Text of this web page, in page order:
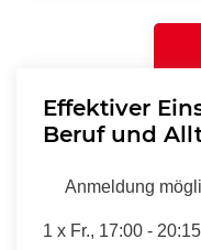
Effektiver
Beruf und
Anmeldung
1 x Fr., 17:00 -